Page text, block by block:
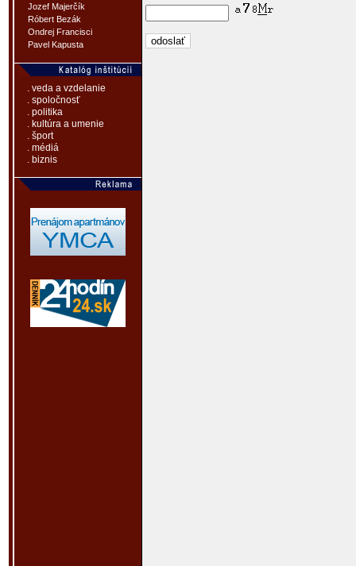
Jozef Majerčík
Róbert Bezák
Ondrej Francisci
Pavel Kapusta
. veda a vzdelanie
. spoločnosť
. politika
. kultúra a umenie
. šport
. médiá
. biznis